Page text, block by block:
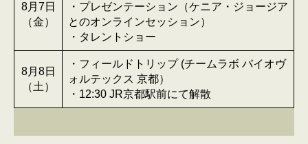
8月7日
（金）
・プレゼンテーション（ケニア・ジョージア
とのオンラインセッション）
・タレントショー
8月8日
（土）
・フィールドトリップ (チームラボ バイオヴ
ォルテックス 京都）
・12:30 JR京都駅前にて解散